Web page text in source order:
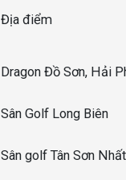
Địa điểm
Dragon Đồ Sơn, Hải
Sân Golf Long Biên
Sân golf Tân Sơn Nhất